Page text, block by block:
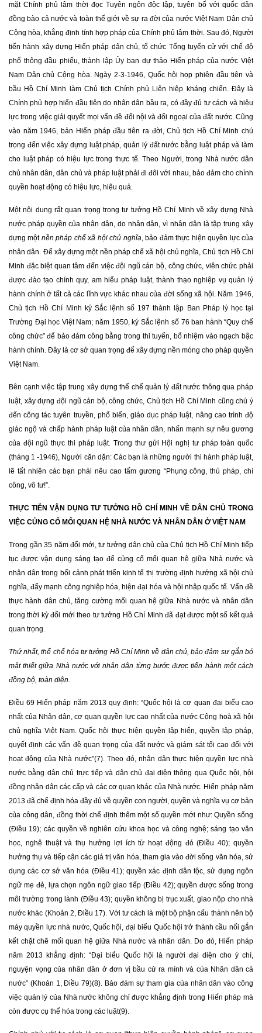
mặt Chính phủ lâm thời đọc Tuyên ngôn độc lập, tuyên bố với quốc dân
đồng bào cả nước và toàn thế giới về sự ra đời của nước Việt Nam Dân chủ
Cộng hòa, khẳng định tính hợp pháp của Chính phủ lâm thời. Sau đó, Người
tiến hành xây dựng Hiến pháp dân chủ, tổ chức Tổng tuyển cử với chế độ
phổ thông đầu phiếu, thành lập Ủy ban dự thảo Hiến pháp của nước Việt
Nam Dân chủ Cộng hòa. Ngày 2-3-1946, Quốc hội họp phiên đầu tiên và
bầu Hồ Chí Minh làm Chủ tịch Chính phủ Liên hiệp kháng chiến. Đây là
Chính phủ hợp hiến đầu tiên do nhân dân bầu ra, có đầy đủ tư cách và hiệu
lực trong việc giải quyết mọi vấn đề đối nội và đối ngoại của đất nước. Cũng
vào năm 1946, bản Hiến pháp đầu tiên ra đời, Chủ tịch Hồ Chí Minh chú
trọng đến việc xây dựng luật pháp, quản lý đất nước bằng luật pháp và làm
cho luật pháp có hiệu lực trong thực tế. Theo Người, trong Nhà nước dân
chủ nhân dân, dân chủ và pháp luật phải đi đôi với nhau, bảo đảm cho chính
quyền hoạt động có hiệu lực, hiệu quả.
Một nội dung rất quan trọng trong tư tưởng Hồ Chí Minh về xây dựng Nhà
nước pháp quyền của nhân dân, do nhân dân, vì nhân dân là tập trung xây
dựng một nền pháp chế xã hội chủ nghĩa, bảo đảm thực hiện quyền lực của
nhân dân. Để xây dựng một nền pháp chế xã hội chủ nghĩa, Chủ tịch Hồ Chí
Minh đặc biệt quan tâm đến việc đội ngũ cán bộ, công chức, viên chức phải
được đào tạo chính quy, am hiểu pháp luật, thành thạo nghiệp vụ quản lý
hành chính ở tất cả các lĩnh vực khác nhau của đời sống xã hội. Năm 1946,
Chủ tịch Hồ Chí Minh ký Sắc lệnh số 197 thành lập Ban Pháp lý học tại
Trường Đại học Việt Nam; năm 1950, ký Sắc lệnh số 76 ban hành “Quy chế
công chức” để bảo đảm công bằng trong thi tuyển, bổ nhiệm vào ngạch bậc
hành chính. Đây là cơ sở quan trọng để xây dựng nền móng cho pháp quyền
Việt Nam.
Bên cạnh việc tập trung xây dựng thể chế quản lý đất nước thông qua pháp
luật, xây dựng đội ngũ cán bộ, công chức, Chủ tịch Hồ Chí Minh cũng chú ý
đến công tác tuyên truyền, phổ biến, giáo dục pháp luật, nâng cao trình độ
giác ngộ và chấp hành pháp luật của nhân dân, nhấn mạnh sự nêu gương
của đội ngũ thực thi pháp luật. Trong thư gửi Hội nghị tư pháp toàn quốc
(tháng 1 -1946), Người căn dặn: Các bạn là những người thi hành pháp luật,
lẽ tất nhiên các bạn phải nêu cao tấm gương “Phụng công, thủ pháp, chí
công, vô tư!”.
THỰC TIỄN VẬN DỤNG TƯ TƯỞNG HỒ CHÍ MINH VỀ DÂN CHỦ TRONG
VIỆC CỦNG CỐ MỐI QUAN HỆ NHÀ NƯỚC VÀ NHÂN DÂN Ở VIỆT NAM
Trong gần 35 năm đổi mới, tư tưởng dân chủ của Chủ tịch Hồ Chí Minh tiếp
tục được vận dụng sáng tạo để củng cố mối quan hệ giữa Nhà nước và
nhân dân trong bối cảnh phát triển kinh tế thị trường định hướng xã hội chủ
nghĩa, đẩy mạnh công nghiệp hóa, hiện đại hóa và hội nhập quốc tế. Vấn đề
thực hành dân chủ, tăng cường mối quan hệ giữa Nhà nước và nhân dân
trong thời kỳ đổi mới theo tư tưởng Hồ Chí Minh đã đạt được một số kết quả
quan trọng.
Thứ nhất, thể chế hóa tư tưởng Hồ Chí Minh về dân chủ, bảo đảm sự gắn bó
mật thiết giữa Nhà nước với nhân dân từng bước được tiến hành một cách
đồng bộ, toàn diện.
Điều 69 Hiến pháp năm 2013 quy định: “Quốc hội là cơ quan đại biểu cao
nhất của Nhân dân, cơ quan quyền lực cao nhất của nước Cộng hoà xã hội
chủ nghĩa Việt Nam. Quốc hội thực hiện quyền lập hiến, quyền lập pháp,
quyết định các vấn đề quan trọng của đất nước và giám sát tối cao đối với
hoạt động của Nhà nước”(7). Theo đó, nhân dân thực hiện quyền lực nhà
nước bằng dân chủ trực tiếp và dân chủ đại diện thông qua Quốc hội, hội
đồng nhân dân các cấp và các cơ quan khác của Nhà nước. Hiến pháp năm
2013 đã chế định hóa đầy đủ về quyền con người, quyền và nghĩa vụ cơ bản
của công dân, đồng thời chế định thêm một số quyền mới như: Quyền sống
(Điều 19); các quyền về nghiên cứu khoa học và công nghệ; sáng tạo văn
học, nghệ thuật và thụ hưởng lợi ích từ hoạt động đó (Điều 40); quyền
hưởng thụ và tiếp cận các giá trị văn hóa, tham gia vào đời sống văn hóa, sử
dụng các cơ sở văn hóa (Điều 41); quyền xác định dân tộc, sử dụng ngôn
ngữ mẹ đẻ, lựa chọn ngôn ngữ giao tiếp (Điều 42); quyền được sống trong
môi trường trong lành (Điều 43); quyền không bị trục xuất, giao nộp cho nhà
nước khác (Khoản 2, Điều 17). Với tư cách là một bộ phận cấu thành nên bộ
máy quyền lực nhà nước, Quốc hội, đại biểu Quốc hội trở thành cầu nối gắn
kết chặt chẽ mối quan hệ giữa Nhà nước và nhân dân. Do đó, Hiến pháp
năm 2013 khẳng định: “Đại biểu Quốc hội là người đại diện cho ý chí,
nguyện vọng của nhân dân ở đơn vị bầu cử ra mình và của Nhân dân cả
nước” (Khoản 1, Điều 79)(8). Bảo đảm sự tham gia của nhân dân vào công
việc quản lý của Nhà nước không chỉ được khẳng định trong Hiến pháp mà
còn được cụ thể hóa trong các luật(9).